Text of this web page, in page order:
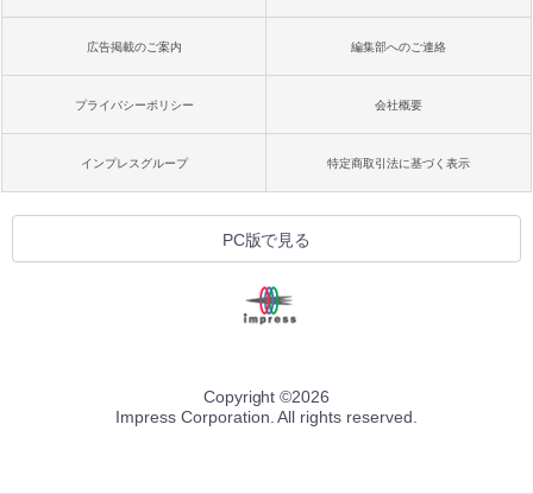
広告掲載のご案内 編集部へのご連絡
プライバシーポリシー 会社概要
インプレスグループ 特定商取引法に基づく表示
PC版で見る
Copyright ©2026
Impress Corporation. All rights reserved.